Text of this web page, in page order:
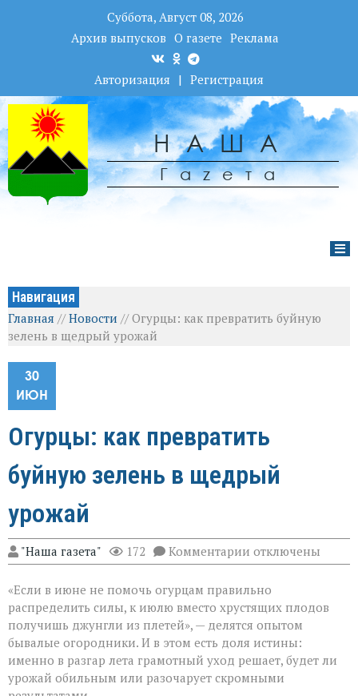
Суббота, Август 08, 2026
Архив выпусков О газете Реклама
Авторизация | Регистрация
НАША
Гаzета
Навигация
Главная //Новости //Огурцы: как превратить буйную
зелень в щедрый урожай
30
ИЮН
Огурцы: как превратить
буйную зелень в щедрый
урожай
"Наша газета" 172 Комментарии к
записи
как
превратить
буйную
зелень
в
щедрый
урожай
отключены
«Если в июне не помочь огурцам правильно
распределить силы, к июлю вместо хрустящих плодов
получишь джунгли из плетей», — делятся опытом
бывалые огородники. И в этом есть доля истины:
именно в разгар лета грамотный уход решает, будет ли
урожай обильным или разочарует скромными